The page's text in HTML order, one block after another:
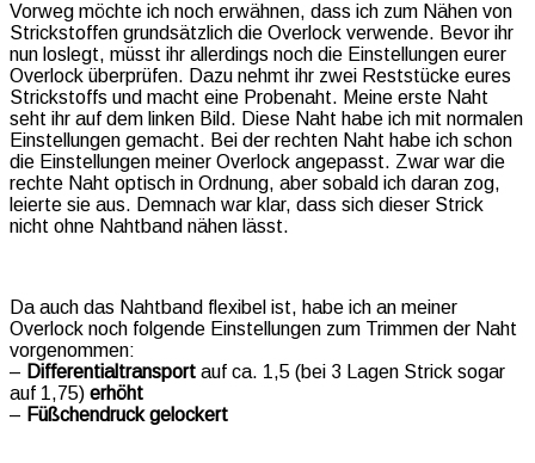
Vorweg möchte ich noch erwähnen, dass ich zum Nähen von
Strickstoffen grundsätzlich die Overlock verwende. Bevor ihr
nun loslegt, müsst ihr allerdings noch die Einstellungen eurer
Overlock überprüfen. Dazu nehmt ihr zwei Reststücke eures
Strickstoffs und macht eine Probenaht. Meine erste Naht
seht ihr auf dem linken Bild. Diese Naht habe ich mit normalen
Einstellungen gemacht. Bei der rechten Naht habe ich schon
die Einstellungen meiner Overlock angepasst. Zwar war die
rechte Naht optisch in Ordnung, aber sobald ich daran zog,
leierte sie aus. Demnach war klar, dass sich dieser Strick
nicht ohne Nahtband nähen lässt.
Da auch das Nahtband flexibel ist, habe ich an meiner
Overlock noch folgende Einstellungen zum Trimmen der Naht
vorgenommen:
– Differentialtransport auf ca. 1,5 (bei 3 Lagen Strick sogar
auf 1,75) erhöht
– Füßchendruck gelockert